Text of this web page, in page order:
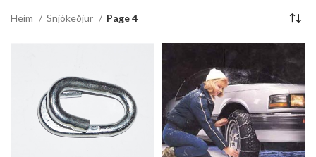
Heim Snjókeðjur Page 4